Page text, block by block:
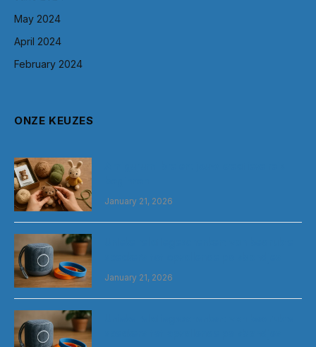
May 2024
April 2024
February 2024
ONZE KEUZES
January 21, 2026
January 21, 2026